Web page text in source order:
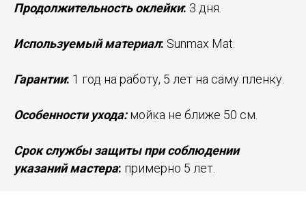
Продолжительность оклейки: 3 дня.
Используемый материал: Sunmax Mat.
Гарантии: 1 год на работу, 5 лет на саму пленку.
Особенности ухода:мойка не ближе 50 см.
Срок службы защиты при соблюдении
указаний мастера: примерно 5 лет.